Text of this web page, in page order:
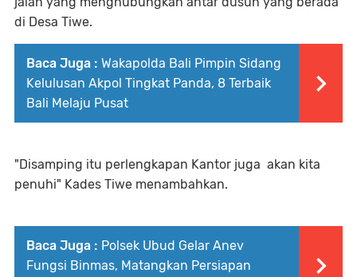
di Desa Tiwe.
Baca Juga : Wakapolda Bali Pimpin Sidang
Kelulusan Akpol Tingkat Panda, 8 Terbaik
Bali Melaju Pusat
"Disamping itu perlengkapan Kantor juga akan kita
penuhi" Kades Tiwe menambahkan.
Baca Juga : Polsek Ubud Gelar Anev
Fungsi Binmas, Matangkan Persiapan